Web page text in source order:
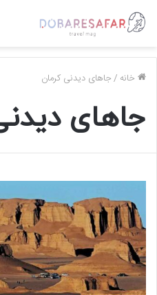
خانه /جاهای دیدنی کرمان
جاهای